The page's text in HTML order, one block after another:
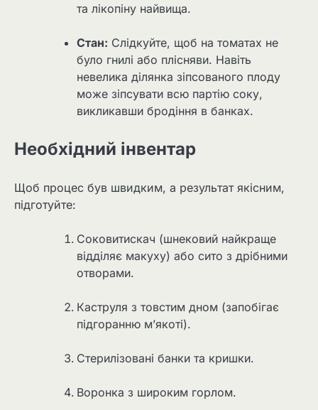
та лікопіну найвища.
Стан: Слідкуйте, щоб на томатах не
було гнилі або плісняви. Навіть
невелика ділянка зіпсованого плоду
може зіпсувати всю партію соку,
викликавши бродіння в банках.
Необхідний інвентар
Щоб процес був швидким, а результат якісним,
підготуйте:
Соковитискач (шнековий найкраще
відділяє макуху) або сито з дрібними
отворами.
Каструля з товстим дном (запобігає
підгоранню м’якоті).
Стерилізовані банки та кришки.
Воронка з широким горлом.